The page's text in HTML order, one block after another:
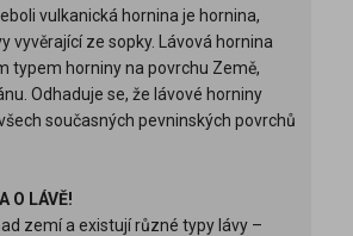
vulkanická hornina je hornina,
vyvěrající ze sopky. Lávová hornina
typem horniny na povrchu Země,
Odhaduje se, že lávové horniny
současných pevninských povrchů
O LÁVĚ!
zemí a existují různé typy lávy –